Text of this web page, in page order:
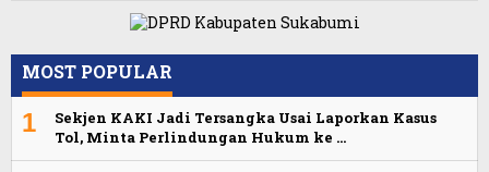
MOST POPULAR
1
Sekjen KAKI Jadi Tersangka Usai Laporkan Kasus
Tol, Minta Perlindungan Hukum ke …